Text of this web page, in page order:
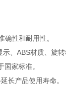
性和耐用性。
、ABS材质、旋转
家标准。
长产品使用寿命。